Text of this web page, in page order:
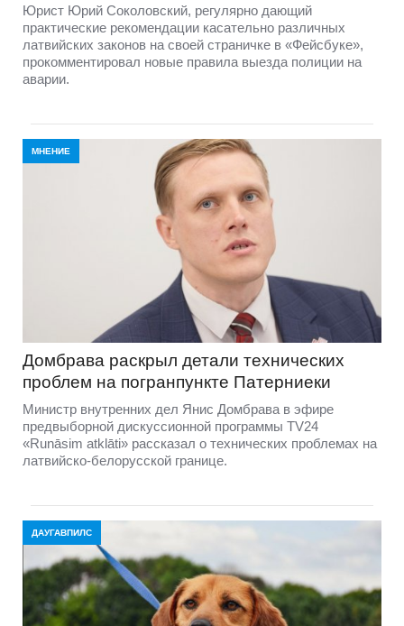
Юрист Юрий Соколовский, регулярно дающий
практические рекомендации касательно различных
латвийских законов на своей страничке в «Фейсбуке»,
прокомментировал новые правила выезда полиции на
аварии.
МНЕНИЕ
Домбравa раскрыл детали технических
проблем на погранпункте Патерниеки
Министр внутренних дел Янис Домбрава в эфире
предвыборной дискуссионной программы TV24
«Runāsim atklāti» рассказал о технических проблемах на
латвийско-белорусской границе.
ДАУГАВПИЛС